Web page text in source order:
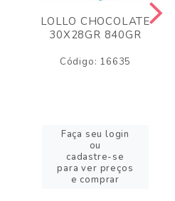
LOLLO CHOCOLATE
30X28GR 840GR
Código: 16635
Faça seu login
ou
cadastre-se
para ver preços
e comprar